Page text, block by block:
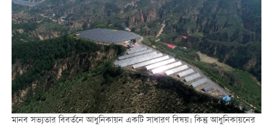
মানব সভ্যতার বিবর্তনে আধুনিকায়ন একটি সাধারণ বিষয়। কিন্তু আধুনিকায়নের